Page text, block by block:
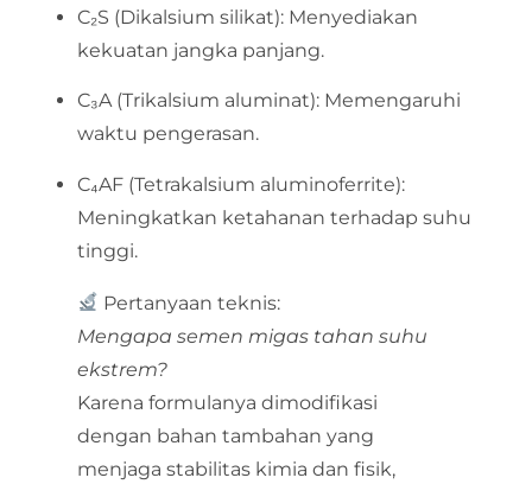
C₂S (Dikalsium silikat): Menyediakan
kekuatan jangka panjang.
C₃A (Trikalsium aluminat): Memengaruhi
waktu pengerasan.
C₄AF (Tetrakalsium aluminoferrite):
Meningkatkan ketahanan terhadap suhu
tinggi.
Pertanyaan teknis:
Mengapa semen migas tahan suhu
ekstrem?
Karena formulanya dimodifikasi
dengan bahan tambahan yang
menjaga stabilitas kimia dan fisik,